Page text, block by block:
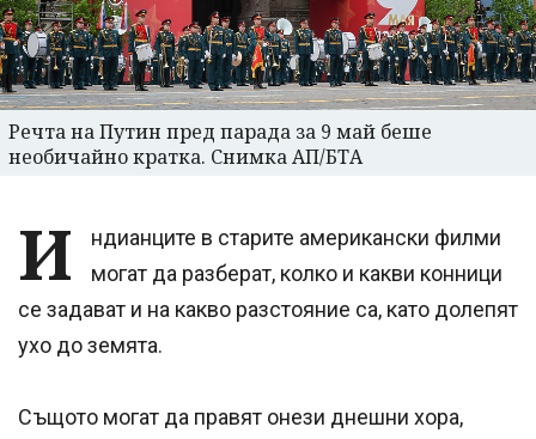
Речта на Путин пред парада за 9 май беше
необичайно кратка. Снимка АП/БТА
И
ндианците в старите американски филми
могат да разберат, колко и какви конници
се задават и на какво разстояние са, като долепят
ухо до земята.
Същото могат да правят онези днешни хора,